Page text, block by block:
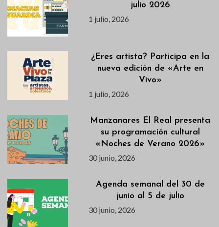
julio 2026
1 julio, 2026
¿Eres artista? Participa en la
nueva edición de «Arte en
Vivo»
1 julio, 2026
Manzanares El Real presenta
su programación cultural
«Noches de Verano 2026»
30 junio, 2026
Agenda semanal del 30 de
junio al 5 de julio
30 junio, 2026